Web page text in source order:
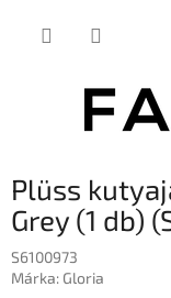
Plüss
Grey (1 db)
S6100973
Márka: Gloria